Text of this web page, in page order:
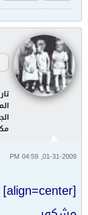
01-31-2009, 04:59 PM
[align=center]